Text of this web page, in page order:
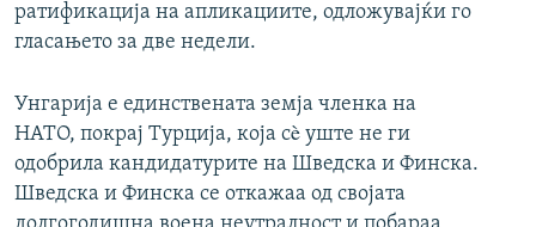
ратификација на апликациите, одложувајќи го
гласањето за две недели.
Унгарија е единствената земја членка на
НАТО, покрај Турција, која сè уште не ги
одобрила кандидатурите на Шведска и Финска.
Шведска и Финска се откажаа од својата